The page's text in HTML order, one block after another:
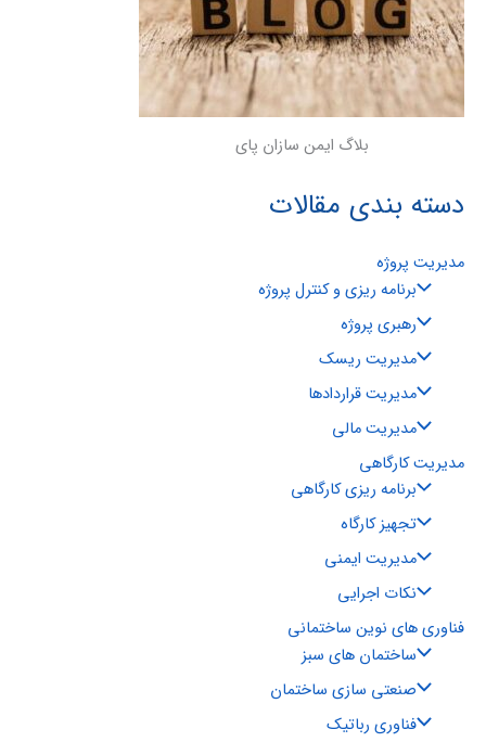
بلاگ ایمن سازان پای
دسته بندی مقالات
مدیریت پروژه
برنامه ریزی و کنترل پروژه
رهبری پروژه
مدیریت ریسک
مدیریت قراردادها
مدیریت مالی
مدیریت کارگاهی
برنامه ریزی کارگاهی
تجهیز کارگاه
مدیریت ایمنی
نکات اجرایی
فناوری های نوین ساختمانی
ساختمان های سبز
صنعتی سازی ساختمان
فناوری رباتیک